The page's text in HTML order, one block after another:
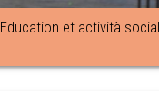
Education et actività